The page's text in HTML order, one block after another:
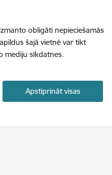
obligāti nepieciešamās
šajā vietnē var tikt
mediju sīkdatnes.
Apstiprināt visas